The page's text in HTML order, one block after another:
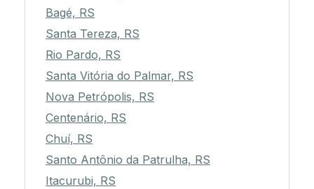
Bagé, RS
Santa Tereza, RS
Rio Pardo, RS
Santa Vitória do Palmar, RS
Nova Petrópolis, RS
Centenário, RS
Chuí, RS
Santo Antônio da Patrulha, RS
Itacurubi, RS